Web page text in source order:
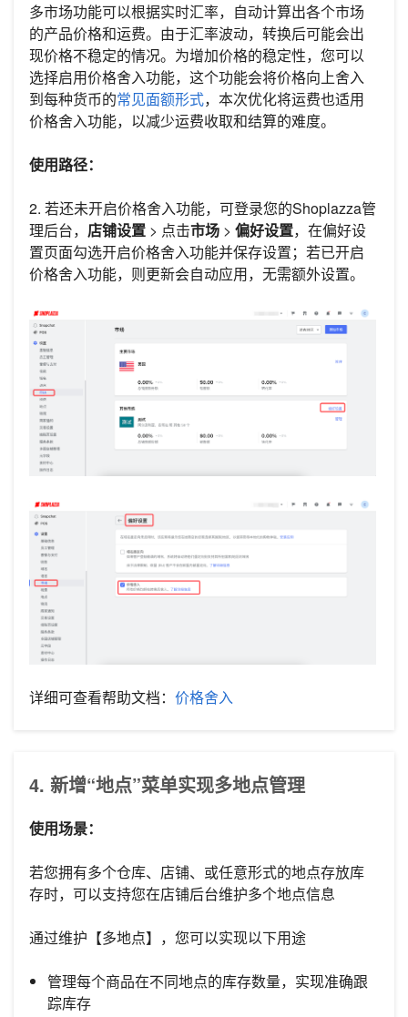
多市场功能可以根据实时汇率，自动计算出各个市场
的产品价格和运费。由于汇率波动，转换后可能会出
现价格不稳定的情况。为增加价格的稳定性，您可以
选择启用价格舍入功能，这个功能会将价格向上舍入
到每种货币的常见面额形式，本次优化将运费也适用
价格舍入功能，以减少运费收取和结算的难度。
使用路径：
2. 若还未开启价格舍入功能，可登录您的Shoplazza管
理后台， 店铺设置 > 点击市场 > 偏好设置，在偏好设
置页面勾选开启价格舍入功能并保存设置；若已开启
价格舍入功能，则更新会自动应用，无需额外设置。
详细可查看帮助文档： 价格舍入
4. 新增“地点”菜单实现多地点管理
使用场景：
若您拥有多个仓库、店铺、或任意形式的地点存放库
存时，可以支持您在店铺后台维护多个地点信息
通过维护【多地点】，您可以实现以下用途
管理每个商品在不同地点的库存数量，实现准确跟
踪库存